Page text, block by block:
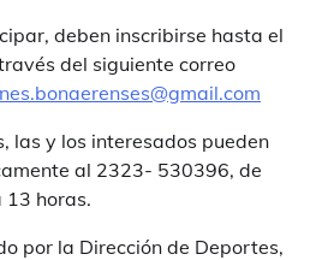
deben inscribirse hasta el
del siguiente correo
las y los interesados pueden
al 2323- 530396, de
13 horas.
por la Dirección de Deportes,